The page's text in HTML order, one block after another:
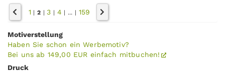
1 |2 |3 | 4 | ... | 159
Motiverstellung
Haben Sie schon ein Werbemotiv?
Bei uns ab 149,00 EUR einfach mitbuchen!
Druck